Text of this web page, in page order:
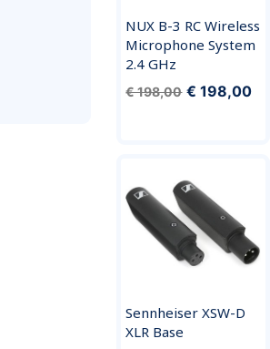
NUX B-3 RC Wireless
Microphone System
2.4 GHz
€ 198,00 € 198,00
Sennheiser XSW-D
XLR Base